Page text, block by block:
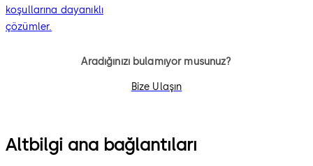
koşullarına dayanıklı
çözümler.
Aradığınızı bulamıyor musunuz?
Bize Ulaşın
Altbilgi ana bağlantıları